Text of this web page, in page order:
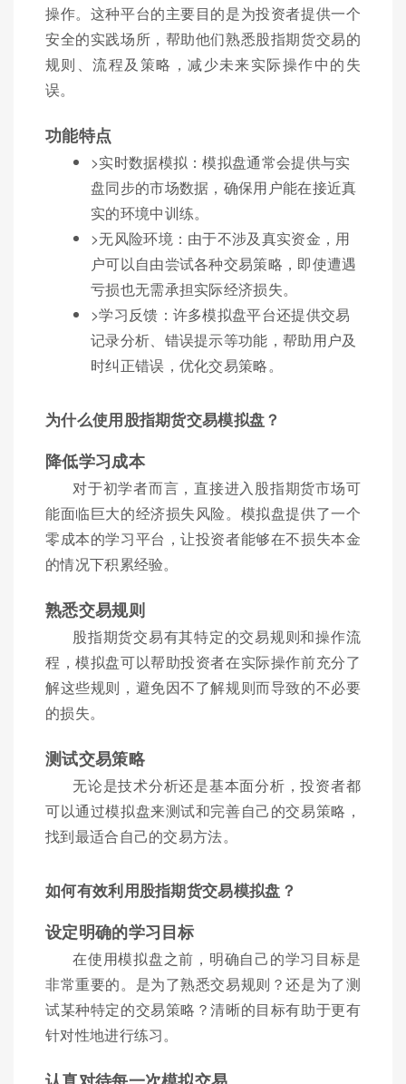
操作。这种平台的主要目的是为投资者提供一个
安全的实践场所，帮助他们熟悉股指期货交易的
规则、流程及策略，减少未来实际操作中的失
误。
功能特点
>实时数据模拟：模拟盘通常会提供与实
盘同步的市场数据，确保用户能在接近真
实的环境中训练。
>无风险环境：由于不涉及真实资金，用
户可以自由尝试各种交易策略，即使遭遇
亏损也无需承担实际经济损失。
>学习反馈：许多模拟盘平台还提供交易
记录分析、错误提示等功能，帮助用户及
时纠正错误，优化交易策略。
为什么使用股指期货交易模拟盘？
降低学习成本
对于初学者而言，直接进入股指期货市场可
能面临巨大的经济损失风险。模拟盘提供了一个
零成本的学习平台，让投资者能够在不损失本金
的情况下积累经验。
熟悉交易规则
股指期货交易有其特定的交易规则和操作流
程，模拟盘可以帮助投资者在实际操作前充分了
解这些规则，避免因不了解规则而导致的不必要
的损失。
测试交易策略
无论是技术分析还是基本面分析，投资者都
可以通过模拟盘来测试和完善自己的交易策略，
找到最适合自己的交易方法。
如何有效利用股指期货交易模拟盘？
设定明确的学习目标
在使用模拟盘之前，明确自己的学习目标是
非常重要的。是为了熟悉交易规则？还是为了测
试某种特定的交易策略？清晰的目标有助于更有
针对性地进行练习。